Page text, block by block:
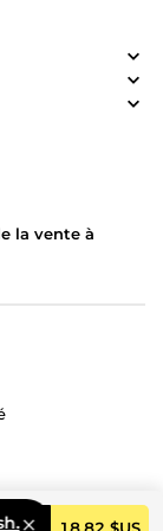
la vente à